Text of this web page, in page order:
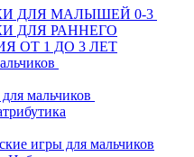
ДЛЯ МАЛЫШЕЙ 0-3
ДЛЯ РАННЕГО
ОТ 1 ДО 3 ЛЕТ
мальчиков
игры для мальчиков